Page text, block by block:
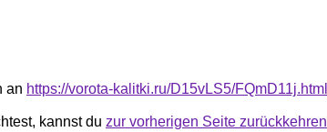
an https://vorota-kalitki.ru/D15vLS5/FQmD11j.html
kannst du zur vorherigen Seite zurückkehren